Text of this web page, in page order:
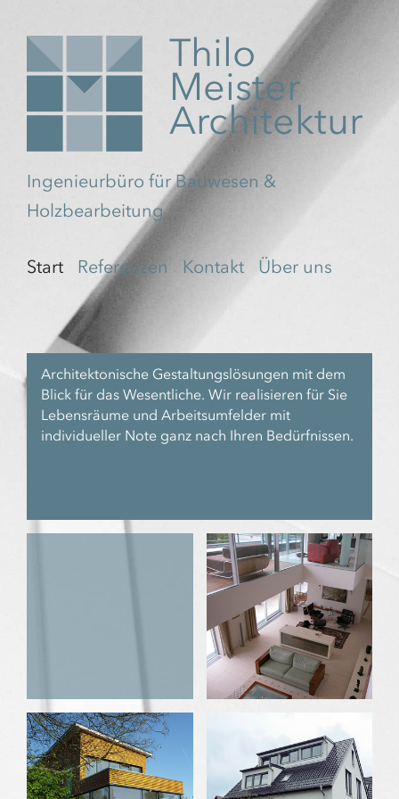
Thilo
Meister
Architektur
Ingenieurbüro für Bauwesen &
Holzbearbeitung
Start Referenzen Kontakt Über uns
Architektonische Gestaltungslösungen mit dem
Blick für das Wesentliche. Wir realisieren für Sie
Lebensräume und Arbeitsumfelder mit
individueller Note ganz nach Ihren Bedürfnissen.